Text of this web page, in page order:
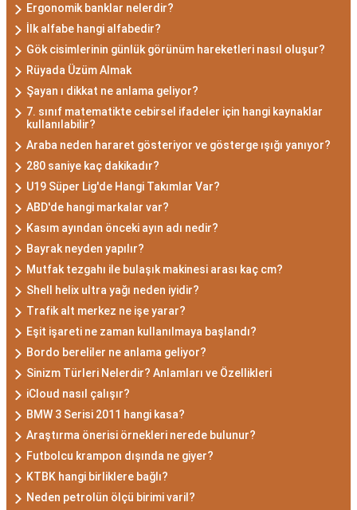
Ergonomik banklar nelerdir?
İlk alfabe hangi alfabedir?
Gök cisimlerinin günlük görünüm hareketleri nasıl oluşur?
Rüyada Üzüm Almak
Şayan ı dikkat ne anlama geliyor?
7. sınıf matematikte cebirsel ifadeler için hangi kaynaklar
kullanılabilir?
Araba neden hararet gösteriyor ve gösterge ışığı yanıyor?
280 saniye kaç dakikadır?
U19 Süper Lig'de Hangi Takımlar Var?
ABD'de hangi markalar var?
Kasım ayından önceki ayın adı nedir?
Bayrak neyden yapılır?
Mutfak tezgahı ile bulaşık makinesi arası kaç cm?
Shell helix ultra yağı neden iyidir?
Trafik alt merkez ne işe yarar?
Eşit işareti ne zaman kullanılmaya başlandı?
Bordo bereliler ne anlama geliyor?
Sinizm Türleri Nelerdir? Anlamları ve Özellikleri
iCloud nasıl çalışır?
BMW 3 Serisi 2011 hangi kasa?
Araştırma önerisi örnekleri nerede bulunur?
Futbolcu krampon dışında ne giyer?
KTBK hangi birliklere bağlı?
Neden petrolün ölçü birimi varil?